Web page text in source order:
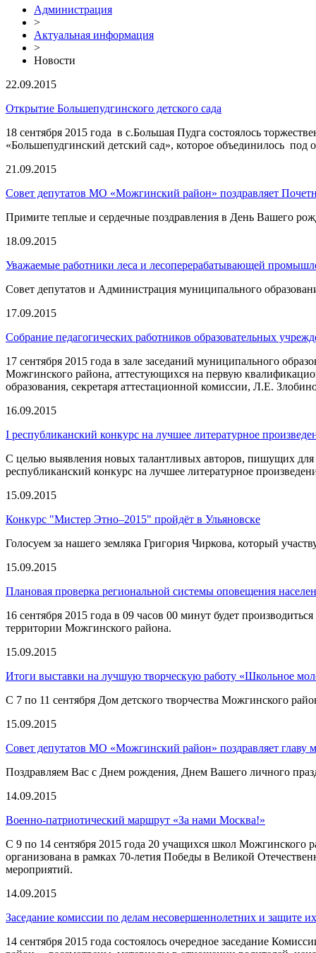
Администрация
>
Актуальная информация
>
Новости
22.09.2015
Открытие Большепудгинского детского сада
18 сентября 2015 года в с.Большая Пудга состоялось
«Большепудгинский детский сад», которое объединилось
21.09.2015
Совет депутатов МО «Можгинский район» поздравляет
Примите теплые и сердечные поздравления в День Вашего
18.09.2015
Уважаемые работники леса и лесоперерабатывающей
Совет депутатов и Администрация муниципального
17.09.2015
Собрание педагогических работников образовательных
17 сентября 2015 года в зале заседаний муниципального
Можгинского района, аттестующихся на первую
образования, секретаря аттестационной комиссии, Л.Е.
16.09.2015
I республиканский конкурс на лучшее литературное
С целью выявления новых талантливых авторов, пишущих
республиканский конкурс на лучшее литературное
15.09.2015
Конкурс "Мистер Этно–2015" пройдёт в Ульяновске
Голосуем за нашего земляка Григория Чиркова, который
15.09.2015
Плановая проверка региональной системы оповещения
16 сентября 2015 года в 09 часов 00 минут будет
территории Можгинского района.
15.09.2015
Итоги выставки на лучшую творческую работу «Школьное
С 7 по 11 сентября Дом детского творчества Можгинского
15.09.2015
Совет депутатов МО «Можгинский район» поздравляет главу
Поздравляем Вас с Днем рождения, Днем Вашего личного
14.09.2015
Военно-патриотический маршрут «За нами Москва!»
С 9 по 14 сентября 2015 года 20 учащихся школ Можгинского
организована в рамках 70-летия Победы в Великой
мероприятий.
14.09.2015
Заседание комиссии по делам несовершеннолетних и защите
14 сентября 2015 года состоялось очередное заседание